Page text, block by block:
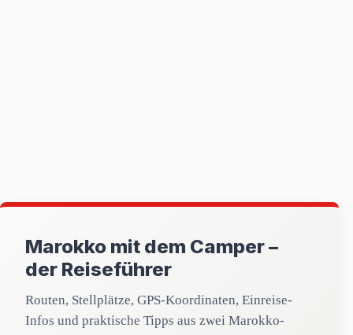
Marokko mit dem Camper –
der Reiseführer
Routen, Stellplätze, GPS-Koordinaten, Einreise-
Infos und praktische Tipps aus zwei Marokko-